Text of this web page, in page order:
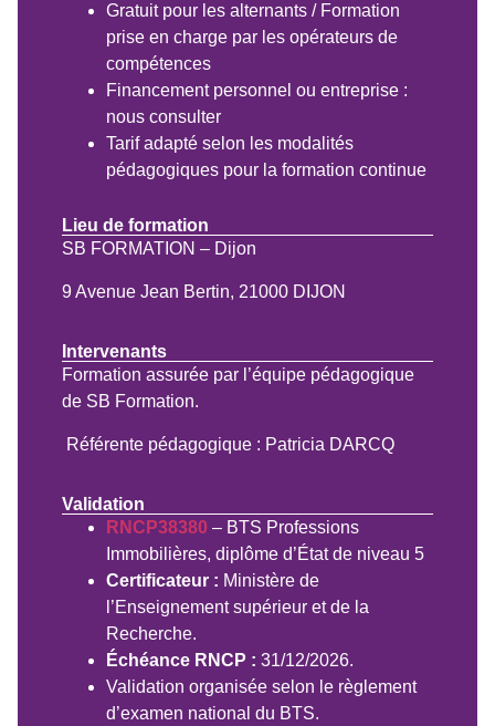
Gratuit pour les alternants / Formation
prise en charge par les opérateurs de
compétences
Financement personnel ou entreprise :
nous consulter
Tarif adapté selon les modalités
pédagogiques pour la formation continue
Lieu de formation
SB FORMATION – Dijon
9 Avenue Jean Bertin, 21000 DIJON
Intervenants
Formation assurée par l’équipe pédagogique
de SB Formation.
Référente pédagogique : Patricia DARCQ
Validation
RNCP38380 – BTS Professions
Immobilières, diplôme d’État de niveau 5
Certificateur : Ministère de
l’Enseignement supérieur et de la
Recherche.
Échéance RNCP : 31/12/2026.
Validation organisée selon le règlement
d’examen national du BTS.